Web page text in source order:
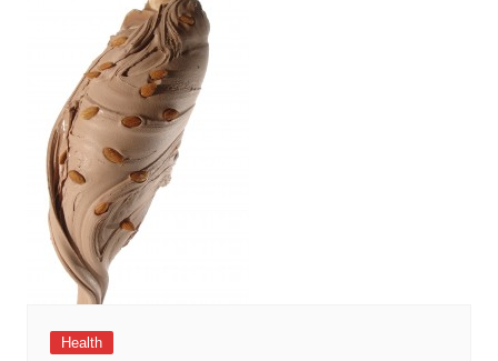
Health